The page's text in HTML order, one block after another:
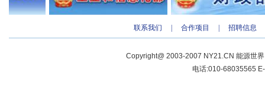
联系我们 合作项目 招聘信息
Copyright@ 2003-2007 NY21.CN 能源世
电话:010-68035565